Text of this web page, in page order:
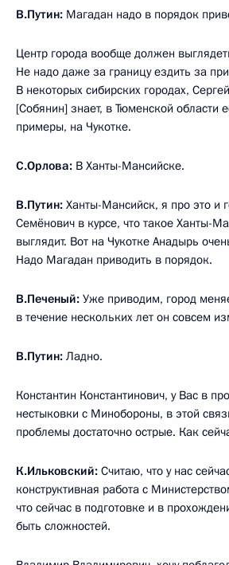
В.Путин: Магадан надо в порядок
Центр города вообще должен
Не надо даже за границу ездить за
В некоторых сибирских городах,
[Собянин] знает, в Тюменской области
примеры, на Чукотке.
С.Орлова: В Ханты-Мансийске.
В.Путин: Ханты-Мансийск, я про это и
Семёнович в курсе, что такое Ханты-
выглядит. Вот на Чукотке Анадырь
Надо Магадан приводить в порядок.
В.Печеный: Уже приводим, город
в течение нескольких лет он совсем
В.Путин: Ладно.
Константин Константинович, у Вас в
нестыковки с Минобороны, в этой
проблемы достаточно острые. Как
К.Ильковский: Считаю, что у нас
конструктивная работа с
что сейчас в подготовке и в
быть сложностей.